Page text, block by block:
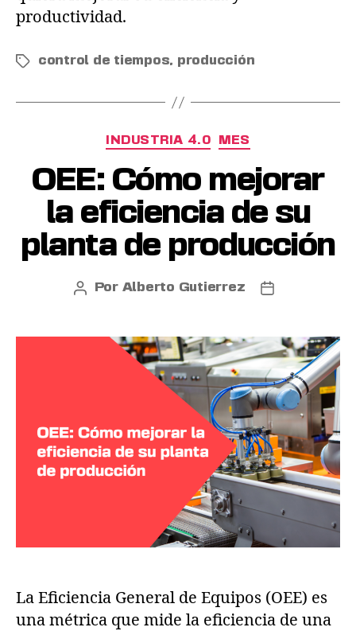
productividad.
control de tiempos, producción
INDUSTRIA 4.0 MES
OEE: Cómo mejorar
la eficiencia de su
planta de producción
Por Alberto Gutierrez
La Eficiencia General de Equipos (OEE) es
una métrica que mide la eficiencia de una